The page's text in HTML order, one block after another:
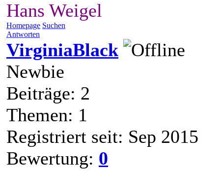
Hans Weigel
Homepage Suchen
Antworten
VirginiaBlack
Newbie
Beiträge: 2
Themen: 1
Registriert seit: Sep 2015
Bewertung: 0